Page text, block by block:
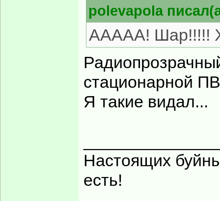
polevapola
ААААА! Шар!!!!!
стационарной
Я такие видал...
Настоящих
есть!